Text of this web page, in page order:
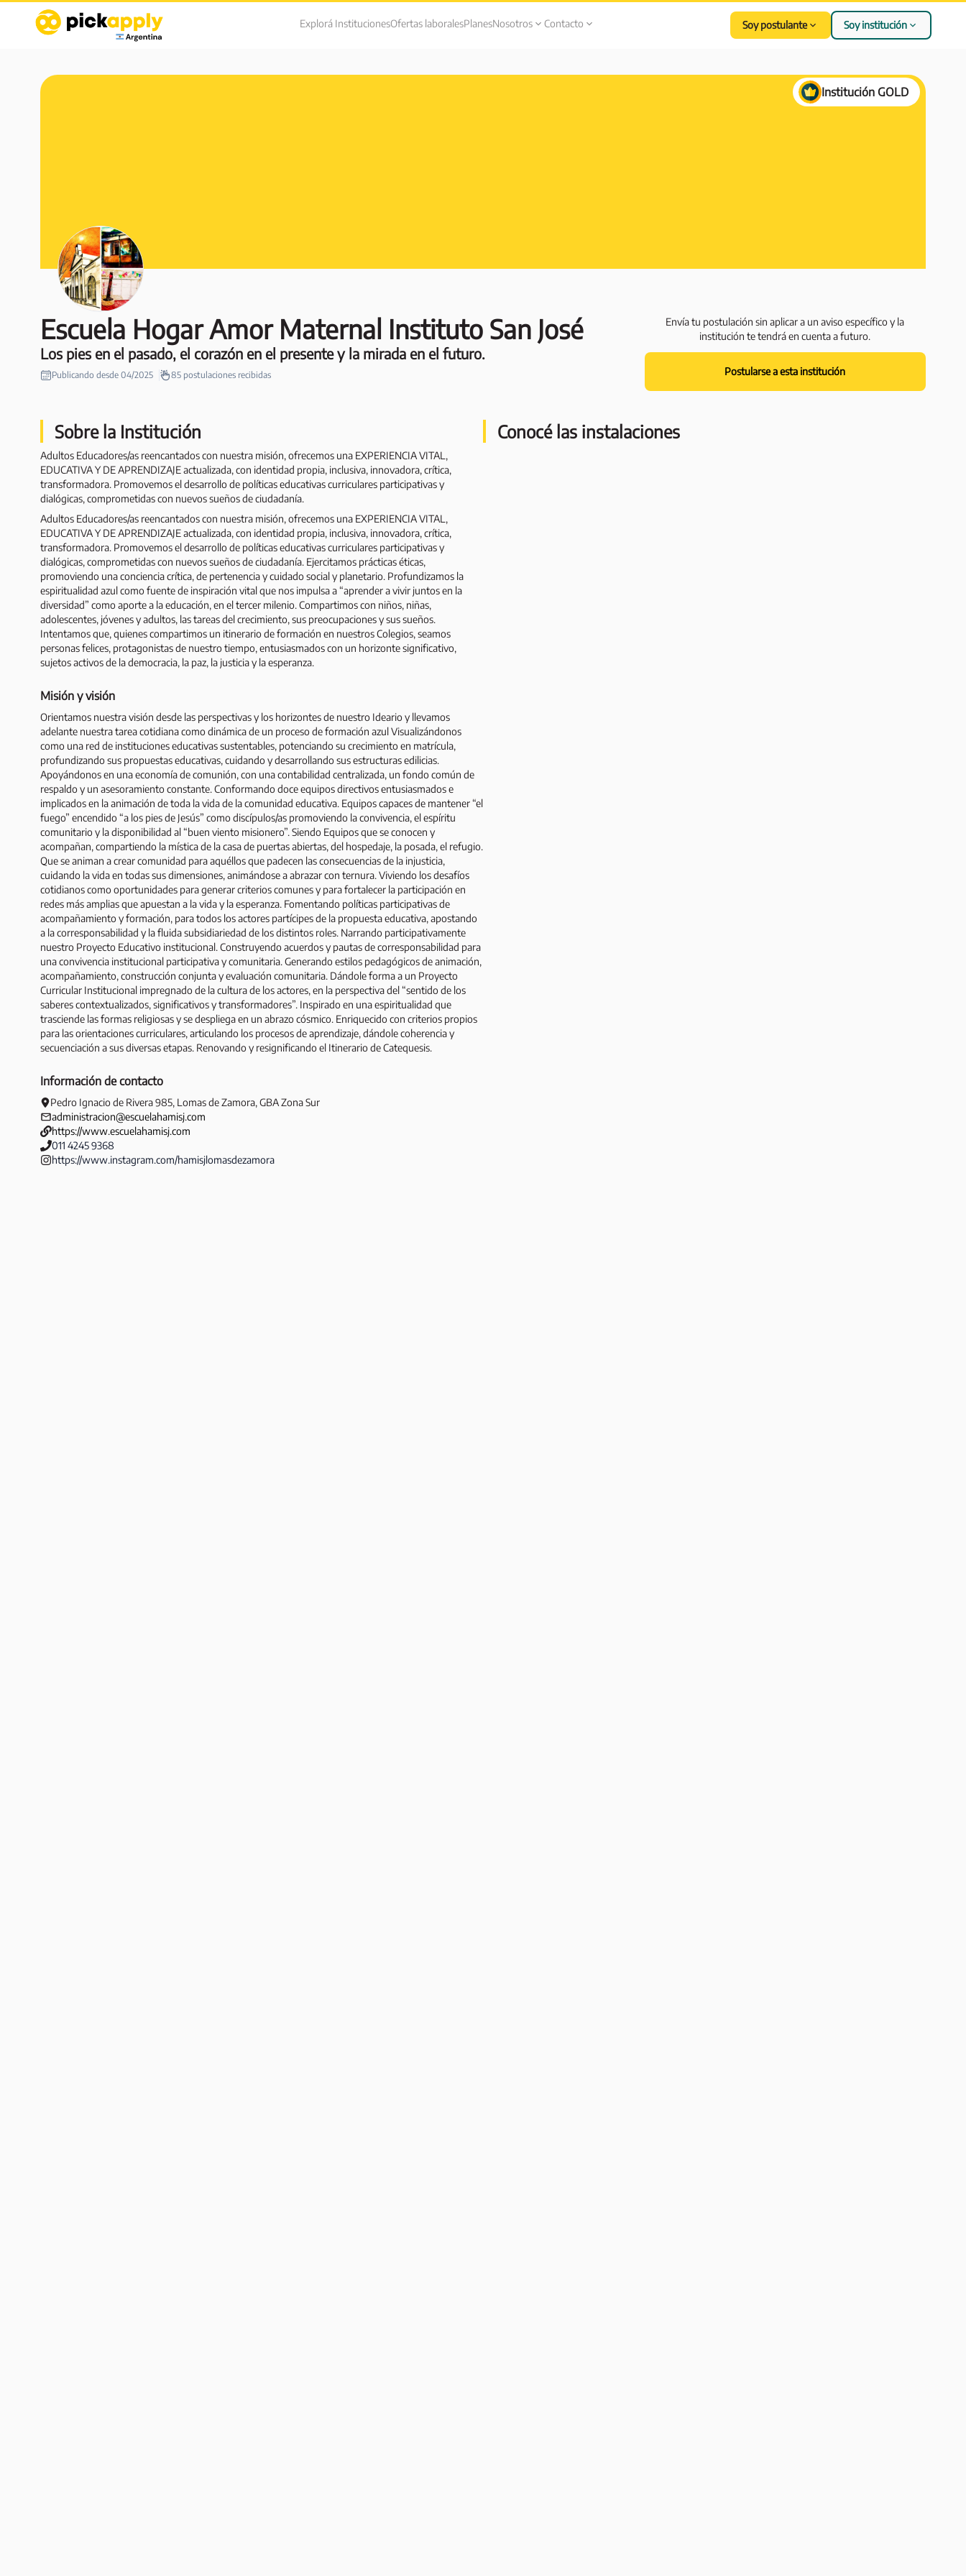
Explorá InstitucionesOfertas laboralesPlanesNosotros Contacto Soy postulante Soy institución
Institución GOLD
Escuela Hogar Amor Maternal Instituto San José
Los pies en el pasado, el corazón en el presente y la mirada en el futuro.
Publicando desde 04/2025 85 postulaciones recibidas
Envía tu postulación sin aplicar a un aviso específico y la
institución te tendrá en cuenta a futuro.
Postularse a esta institución
Sobre la Institución
Adultos Educadores/as reencantados con nuestra misión, ofrecemos una EXPERIENCIA VITAL,
EDUCATIVA Y DE APRENDIZAJE actualizada, con identidad propia, inclusiva, innovadora, crítica,
transformadora. Promovemos el desarrollo de políticas educativas curriculares participativas y
dialógicas, comprometidas con nuevos sueños de ciudadanía.
Adultos Educadores/as reencantados con nuestra misión, ofrecemos una EXPERIENCIA VITAL,
EDUCATIVA Y DE APRENDIZAJE actualizada, con identidad propia, inclusiva, innovadora, crítica,
transformadora. Promovemos el desarrollo de políticas educativas curriculares participativas y
dialógicas, comprometidas con nuevos sueños de ciudadanía. Ejercitamos prácticas éticas,
promoviendo una conciencia crítica, de pertenencia y cuidado social y planetario. Profundizamos la
espiritualidad azul como fuente de inspiración vital que nos impulsa a “aprender a vivir juntos en la
diversidad” como aporte a la educación, en el tercer milenio. Compartimos con niños, niñas,
adolescentes, jóvenes y adultos, las tareas del crecimiento, sus preocupaciones y sus sueños.
Intentamos que, quienes compartimos un itinerario de formación en nuestros Colegios, seamos
personas felices, protagonistas de nuestro tiempo, entusiasmados con un horizonte significativo,
sujetos activos de la democracia, la paz, la justicia y la esperanza.
Misión y visión
Orientamos nuestra visión desde las perspectivas y los horizontes de nuestro Ideario y llevamos
adelante nuestra tarea cotidiana como dinámica de un proceso de formación azul Visualizándonos
como una red de instituciones educativas sustentables, potenciando su crecimiento en matrícula,
profundizando sus propuestas educativas, cuidando y desarrollando sus estructuras edilicias.
Apoyándonos en una economía de comunión, con una contabilidad centralizada, un fondo común de
respaldo y un asesoramiento constante. Conformando doce equipos directivos entusiasmados e
implicados en la animación de toda la vida de la comunidad educativa. Equipos capaces de mantener “el
fuego” encendido “a los pies de Jesús” como discípulos/as promoviendo la convivencia, el espíritu
comunitario y la disponibilidad al “buen viento misionero”. Siendo Equipos que se conocen y
acompañan, compartiendo la mística de la casa de puertas abiertas, del hospedaje, la posada, el refugio.
Que se animan a crear comunidad para aquéllos que padecen las consecuencias de la injusticia,
cuidando la vida en todas sus dimensiones, animándose a abrazar con ternura. Viviendo los desafíos
cotidianos como oportunidades para generar criterios comunes y para fortalecer la participación en
redes más amplias que apuestan a la vida y la esperanza. Fomentando políticas participativas de
acompañamiento y formación, para todos los actores partícipes de la propuesta educativa, apostando
a la corresponsabilidad y la fluida subsidiariedad de los distintos roles. Narrando participativamente
nuestro Proyecto Educativo institucional. Construyendo acuerdos y pautas de corresponsabilidad para
una convivencia institucional participativa y comunitaria. Generando estilos pedagógicos de animación,
acompañamiento, construcción conjunta y evaluación comunitaria. Dándole forma a un Proyecto
Curricular Institucional impregnado de la cultura de los actores, en la perspectiva del “sentido de los
saberes contextualizados, significativos y transformadores”. Inspirado en una espiritualidad que
trasciende las formas religiosas y se despliega en un abrazo cósmico. Enriquecido con criterios propios
para las orientaciones curriculares, articulando los procesos de aprendizaje, dándole coherencia y
secuenciación a sus diversas etapas. Renovando y resignificando el Itinerario de Catequesis.
Información de contacto
Pedro Ignacio de Rivera 985, Lomas de Zamora, GBA Zona Sur
administracion@escuelahamisj.com
https://www.escuelahamisj.com
011 4245 9368
https://www.instagram.com/hamisjlomasdezamora
Conocé las instalaciones